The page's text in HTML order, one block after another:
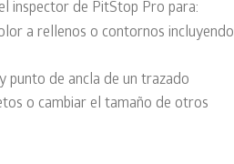
inspector de PitStop Pro para:
a rellenos o contornos incluyendo
punto de ancla de un trazado
o cambiar el tamaño de otros